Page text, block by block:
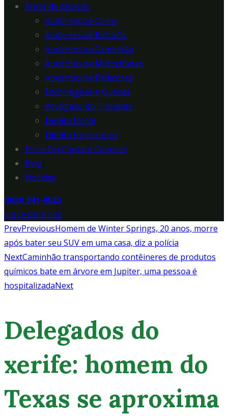
Áreas de atuação
Acidentes de Carro
Acidentes de Bicicleta
Acidentes de Caminhão
Acidentes de Motocicletas
Acidentes de Pedestres
Escorregões e Quedas
Advogado do Trabalho
Direito Penal
Direito Imigratório
Entre Em Contato Conosco
Blog
Notícias
(800) 341-8823
Ligue para nós
PrevPreviousHomem de Winter Springs, 20 anos, morre
após bater seu SUV em uma casa, diz a polícia
NextCaminhão transportando contêineres de produtos
químicos bate em árvore em Jupiter, uma pessoa é
hospitalizadaNext
Delegados do
xerife: homem do
Texas se aproxima